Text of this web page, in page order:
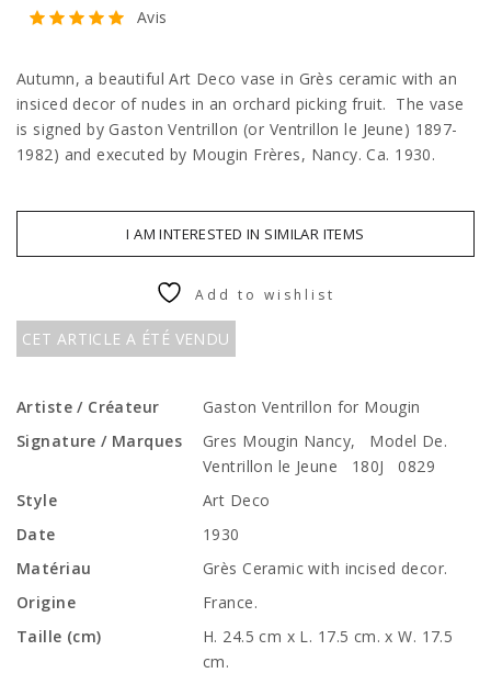
Avis
Autumn, a beautiful Art Deco vase in Grès ceramic with an
insiced decor of nudes in an orchard picking fruit. The vase
is signed by Gaston Ventrillon (or Ventrillon le Jeune) 1897-
1982) and executed by Mougin Frères, Nancy. Ca. 1930.
I AM INTERESTED IN SIMILAR ITEMS
CET ARTICLE A ÉTÉ VENDU
Add to wishlist
Artiste / Créateur
Gaston Ventrillon for Mougin
Signature / Marques
Gres Mougin Nancy, Model De.
Ventrillon le Jeune 180J 0829
Style
Art Deco
Date
1930
Matériau
Grès Ceramic with incised decor.
Origine
France.
Taille (cm)
H. 24.5 cm x L. 17.5 cm. x W. 17.5
cm.